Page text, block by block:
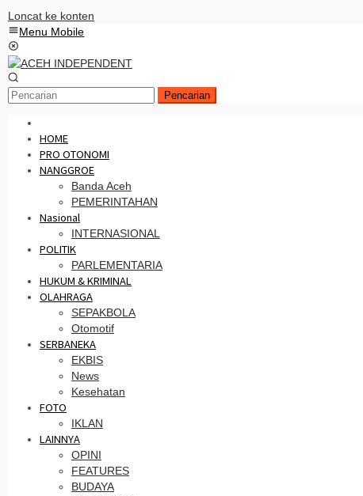
Loncat ke konten
Menu Mobile
Pencarian
HOME
PRO OTONOMI
NANGGROE
Banda Aceh
PEMERINTAHAN
Nasional
INTERNASIONAL
POLITIK
PARLEMENTARIA
HUKUM & KRIMINAL
OLAHRAGA
SEPAKBOLA
Otomotif
SERBANEKA
EKBIS
News
Kesehatan
FOTO
IKLAN
LAINNYA
OPINI
FEATURES
BUDAYA